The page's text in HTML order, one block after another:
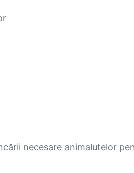
necesare animalutelor